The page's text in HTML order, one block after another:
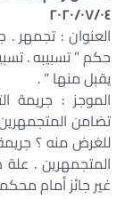
٢٠٢٠/٠٧/٠٤
العنوان : تجمهر .
حكم ” تسبيبه .
يقبل منها ” .
الموجز : جريمة
تضامن
للغرض منه ؟
المتجمهرين .
غير جائز أمام